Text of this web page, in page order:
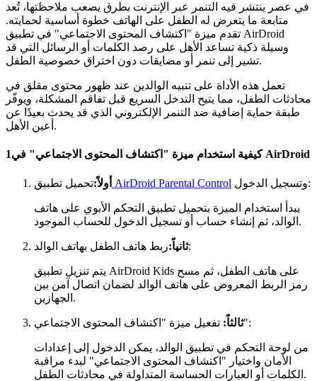
في عصر ينتشر فيه التنمر عبر الإنترنت بطرق يصعب ملاحظتها، تُعد
متابعة ما يتعرض له الطفل على الهاتف خطوة أساسية لحمايته.
تقدم ميزة "اكتشاف المحتوى الاجتماعي" في تطبيق AirDroid
وسيلة ذكية تساعد الأهل على رصد الكلمات أو الرسائل التي قد
تشير إلى تنمر أو مضايقات دون اختراق خصوصية الطفل.
تعمل هذه الأداة على تنبيه الوالدين عند ظهور محتوى مقلق في
محادثات الطفل، مما يتيح التدخل السريع قبل تفاقم المشكلة، ويوفّر
طبقة حماية إضافية ضد التنمر الإلكتروني الذي قد يحدث بعيدًا عن
أعين الأهل.
1 كيفية استخدام ميزة "اكتشاف المحتوى الاجتماعي" في AirDroid
أولاً:تحميل تطبيق AirDroid Parental Control وتسجيل الدخول:
يبدأ استخدام الميزة بتحميل تطبيق التحكم الأبوي على هاتف
الوالد، ثم إنشاء حساب أو تسجيل الدخول للحساب الموجود.
ثانياً:ربط هاتف الطفل بهاتف الوالد:
يتم تنزيل تطبيق AirDroid Kids على هاتف الطفل، ثم مسح
رمز الربط المعروض على هاتف الوالد لضمان اتصال آمن بين
الجهازين.
ثالثاً:تفعيل ميزة "اكتشاف المحتوى الاجتماعي":
من لوحة التحكم في تطبيق الوالد، يمكن الدخول إلى إعدادات
الأمان واختيار "اكتشاف المحتوى الاجتماعي" لبدء مراقبة
الكلمات أو العبارات الحساسة المتداولة في محادثات الطفل.